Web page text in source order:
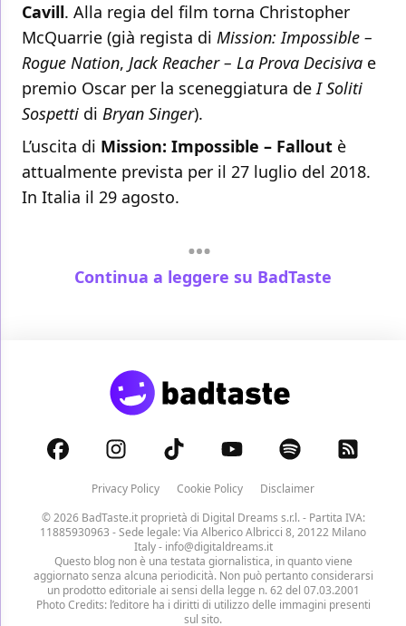
Cavill. Alla regia del film torna Christopher
McQuarrie (già regista di Mission: Impossible –
Rogue Nation, Jack Reacher – La Prova Decisiva e
premio Oscar per la sceneggiatura deI Soliti
Sospetti di Bryan Singer).
L’uscita di Mission: Impossible – Fallout è
attualmente prevista per il 27 luglio del 2018.
In Italia il 29 agosto.
Continua a leggere su BadTaste
Privacy Policy Cookie Policy
Disclaimer
© 2026 BadTaste.it proprietà di Digital Dreams s.r.l.- Partita IVA:
11885930963 - Sede legale: Via Alberico Albricci 8, 20122 Milano
Italy - info@digitaldreams.it
Questo blog non è una testata giornalistica, in quanto viene
aggiornato senza alcuna periodicità. Non può pertanto considerarsi
un prodotto editoriale ai sensi della legge n. 62 del 07.03.2001
Photo Credits: l’editore ha i diritti di utilizzo delle immagini presenti
sul sito.